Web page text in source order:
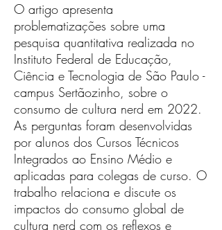
O artigo apresenta
problematizações sobre uma
pesquisa quantitativa realizada no
Instituto Federal de Educação,
Ciência e Tecnologia de São Paulo -
campus Sertãozinho, sobre o
consumo de cultura nerd em 2022.
As perguntas foram desenvolvidas
por alunos dos Cursos Técnicos
Integrados ao Ensino Médio e
aplicadas para colegas de curso. O
trabalho relaciona e discute os
impactos do consumo global de
cultura nerd com os reflexos e